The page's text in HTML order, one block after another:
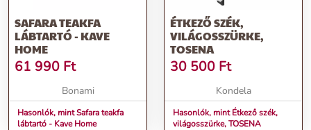
SAFARA TEAKFA
LÁBTARTÓ - KAVE
HOME
61 990 Ft
Bonami
Hasonlók, mint Safara teakfa
lábtartó - Kave Home
ÉTKEZŐ SZÉK,
VILÁGOSSZÜRKE,
TOSENA
30 500 Ft
Kondela
Hasonlók, mint Étkező szék,
világosszürke, TOSENA